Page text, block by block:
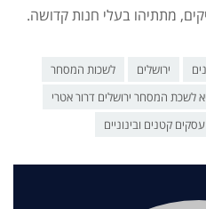
מתתיהו בעלי חנות קדושה.
ירושלים
לשכות המסחר
לשכת המסחר ירושלים דרור אטרי
עסקים קטנים ובינוניים